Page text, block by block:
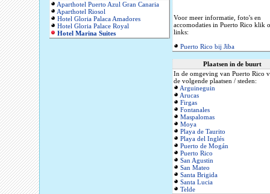
Aparthotel Puerto Azul Gran Canaria
Aparthotel Riosol
Hotel Gloria Palaca Amadores
Hotel Gloria Palace Royal
Hotel Marina Suites
Voor meer informatie, foto's en
accomodaties in Puerto Rico klik
links:
Puerto Rico bij Jiba
Plaatsen in de buurt
In de omgeving van Puerto Rico
de volgende plaatsen / steden:
Arguineguin
Arucas
Firgas
Fontanales
Maspalomas
Moya
Playa de Taurito
Playa del Inglés
Puerto de Mogán
Puerto Rico
San Agustin
San Mateo
Santa Brigida
Santa Lucia
Telde